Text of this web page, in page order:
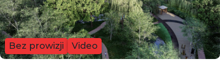
Bez prowizji Video